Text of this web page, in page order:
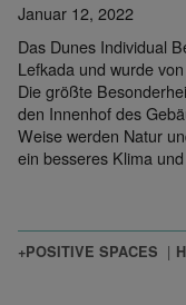
Januar 12, 2022
Das Dunes Individual
Lefkada und wurde
Die größte
den Innenhof des
Weise werden Natur
ein besseres Klima
+POSITIVE SPACES